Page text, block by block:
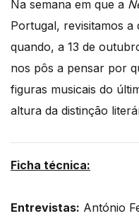
Na semana em que a
Portugal, revisitamos a
quando, a 13 de
nos pôs a pensar por
figuras musicais do
altura da distinção
Ficha técnica:
Entrevistas: António